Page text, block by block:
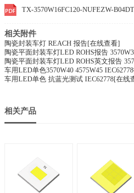
TX-3570W16FC120-NUFEZW-B04DT
相关附件
陶瓷封装车灯 REACH 报告[在线查看]
陶瓷平面封装车灯LED ROHS报告
陶瓷平面封装车灯LED ROHS英文报告
车用LED单色3570W40 4575W45
车用LED单色 抗蓝光测试 IEC62778[在线
相关产品